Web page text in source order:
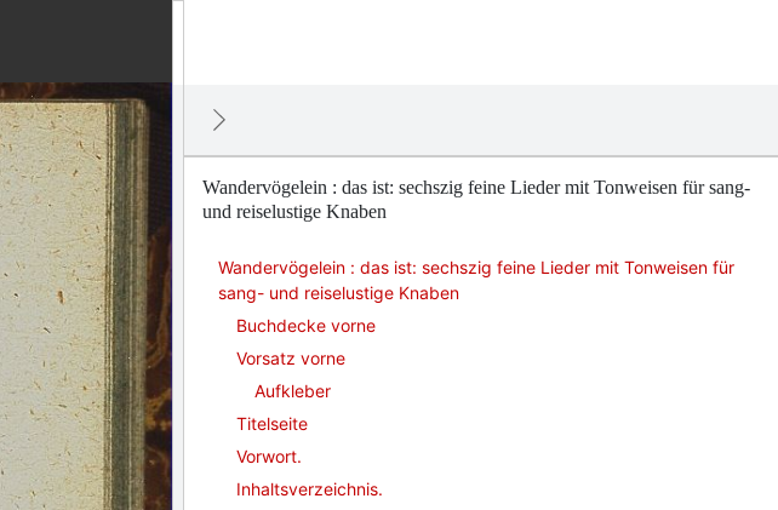
Wandervögelein : das ist: sechszig feine Lieder mit Tonweisen für sang-
und reiselustige Knaben
Wandervögelein : das ist: sechszig feine Lieder mit Tonweisen für
sang- und reiselustige Knaben
Buchdecke vorne
Vorsatz vorne
Aufkleber
Titelseite
Vorwort.
Inhaltsverzeichnis.